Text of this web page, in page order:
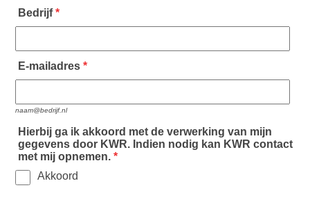
Bedrijf*
E-mailadres *
naam@bedrijf.nl
Hierbij ga ik akkoord met de verwerking van mijn
gegevens door KWR. Indien nodig kan KWR contact
met mij opnemen. *
Akkoord